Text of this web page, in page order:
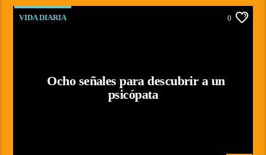
VIDA DIARIA 0
Ocho señales para descubrir a un
psicópata